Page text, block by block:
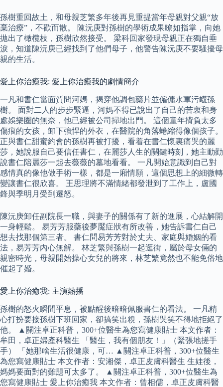
孫樹重回故土，和母親芝繁多年後再見重提當年母親對父親“放
棄治療”，不歡而散。 陳沅庚對孫樹的學術成果瞭如指掌，向她
拋出了橄欖枝，孫樹欣然接受。 梁科回家發現母親正在獨自垂
淚，知道陳沅庚已經找到了他們母子，他警告陳沅庚不要騷擾母
親的生活。
愛上你治癒我: 愛上你治癒我的劇情簡介
一凡和書仁當面質問河媽，揭穿他調包藥片並僱傭水軍污衊孫
樹。 面對二人的步步緊逼，河媽不得已說出了自己的苦衷和身
處娛樂圈的無奈，他已經被公司掃地出門。 這個童年揹負太多
傷痕的女孩，卸下強悍的外衣，在醫院的角落蜷縮得像個孩子。
正與書仁甜蜜約會的孫樹再被打擾，看着在書仁懷裏痛哭的麗
莎，她說服自己要信任書仁，在麗莎人生的關鍵時刻，她主動勸
說書仁陪麗莎一起去薇薇的墓地看看。 一凡開始意識到自己對
感情真的像他做手術一樣，都是一廂情願，這個思想上的細微轉
變讓書仁很欣喜。 王思理將不滿情緒都發泄到了工作上，盧國
鋒與季明月受到遷怒。
陳沅庚卸任副院長一職，與妻子的關係有了新的進展，心結解開
一身輕鬆。 易芳芳服藥後夢魘症狀有所改善，她告訴書仁自己
想去找那個第三者。 書仁問易芳芳對於丈夫、家庭與婚姻的看
法，易芳芳內心無解。 林芝繁與孫樹一起逛街，屬於母女倆的
親密時光，母親開始操心女兒的將來，林芝繁竟然也不能免俗地
催起了婚。
愛上你治癒我: 主演熱播
孫樹的怒火瞬間平息，被點醒後暗暗佩服書仁的看法。 一凡精
心打扮要接孫樹下班回家，卻搞笑出糗，孫樹哭笑不得地拒絕了
他。 ▲關注卓正科普，300+位醫生為您寫健康貼士 本文作者：
牟田，卓正婦產科醫生 「醫生，我有個朋友！」（緊張地搓手
手） 「她那啥生活很健康，可… ▲關注卓正科普，300+位醫生
為您寫健康貼士 本文作者：安湘傑，卓正皮膚科醫生 生娃後，
媽媽要面對的難題可太多了。 ▲關注卓正科普，300+位醫生為
您寫健康貼士 愛上你治癒我 本文作者：曾相儒，卓正皮膚科醫